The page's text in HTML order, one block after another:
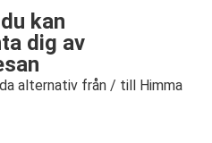
kan
dig av
alternativ från / till Himma